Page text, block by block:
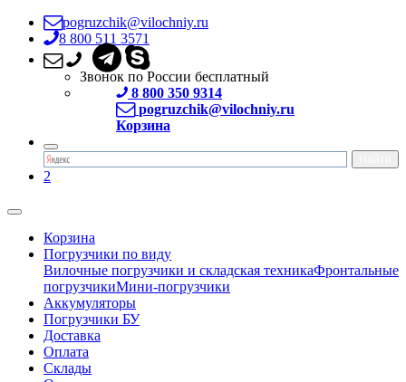
pogruzchik@vilochniy.ru
8 800 511 3571
Звонок по России бесплатный
8 800 350 9314
pogruzchik@vilochniy.ru
Корзина
2
Корзина
Погрузчики по виду
Вилочные погрузчики и складская техникаФронтальные
погрузчикиМини-погрузчики
Аккумуляторы
Погрузчики БУ
Доставка
Оплата
Склады